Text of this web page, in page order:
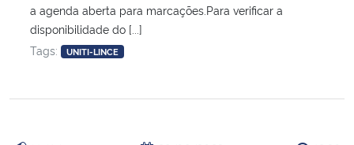
Advocacia-Geral da União
Banco Central do Brasil
a agenda aberta para marcações.Para verificar a
disponibilidade do [...]
Tags:
UNITI-LINCE